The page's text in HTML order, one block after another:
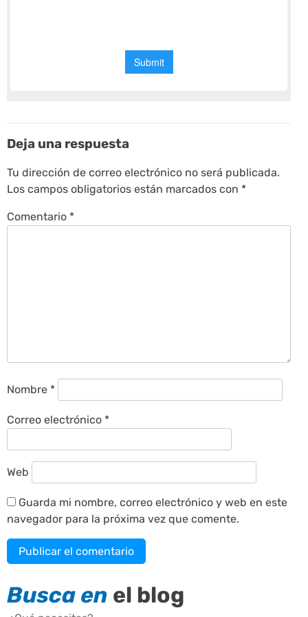
Deja una respuesta
Tu dirección de correo electrónico no será publicada.
Los campos obligatorios están marcados con *
Comentario *
Nombre *
Correo electrónico *
Web
Guarda mi nombre, correo electrónico y web en este
navegador para la próxima vez que comente.
Busca en el blog